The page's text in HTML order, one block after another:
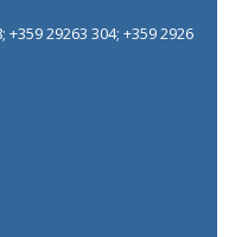
+359 29263 304; +359 2926